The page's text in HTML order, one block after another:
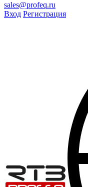
sales@profeq.ru
Вход Регистрация